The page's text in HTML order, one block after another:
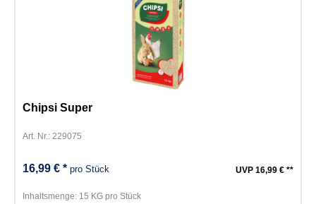
Chipsi Super
Art. Nr.: 229075
16,99 € *pro Stück UVP 16,99 € **
Inhaltsmenge: 15 KG pro Stück